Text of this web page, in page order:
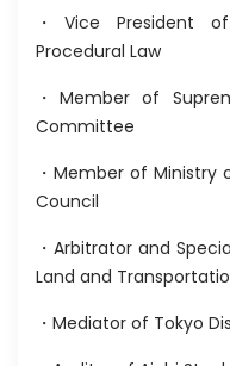
・Vice President
Procedural Law
・Member of
Committee
・Member of Ministry
Council
・Arbitrator and
Land and
・Mediator of Tokyo